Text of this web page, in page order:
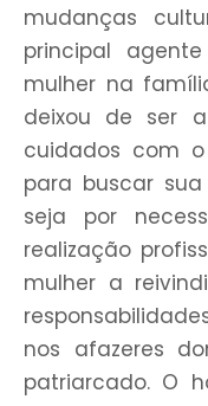
mudanças
principal
mulher na
deixou de ser
cuidados com
para buscar
seja por
realização
mulher a
nos afazeres
patriarcado. O